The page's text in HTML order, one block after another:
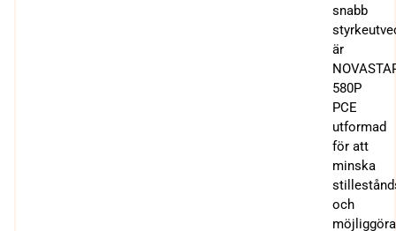
snabb
är
580P
PCE
utformad
för att
minska
och
möjliggöra